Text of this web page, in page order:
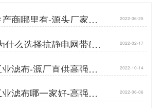
商哪里有-源头厂家按
鸶]…
2022-06-25
什么选择抗静电网带{丹 2022-02-17
滤布-源厂直供高强耐 2022-10-14
滤布哪一家好-高强度
鸶过滤}…
2022-06-06